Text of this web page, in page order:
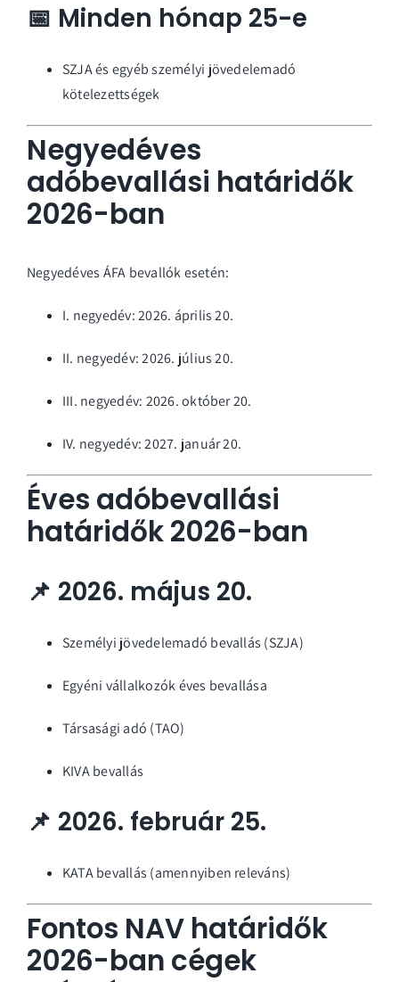
📅 Minden hónap 25-e
SZJA és egyéb személyi jövedelemadó
kötelezettségek
Negyedéves
adóbevallási határidők
2026-ban
Negyedéves ÁFA bevallók esetén:
I. negyedév: 2026. április 20.
II. negyedév: 2026. július 20.
III. negyedév: 2026. október 20.
IV. negyedév: 2027. január 20.
Éves adóbevallási
határidők 2026-ban
📌 2026. május 20.
Személyi jövedelemadó bevallás (SZJA)
Egyéni vállalkozók éves bevallása
Társasági adó (TAO)
KIVA bevallás
📌 2026. február 25.
KATA bevallás (amennyiben releváns)
Fontos NAV határidők
2026-ban cégek